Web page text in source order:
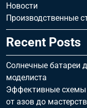
Новости
Производственные
Recent Posts
Солнечные батареи
моделиста
Эффективные схемы
от азов до